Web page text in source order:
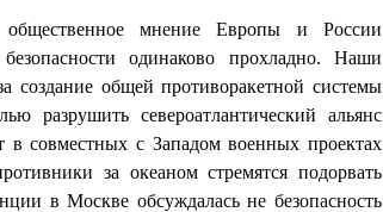
мнение Европы и России
одинаково прохладно. Наши
создание общей противоракетной системы
разрушить североатлантический альянс
совместных с Западом военных проектах
за океаном стремятся подорвать
в Москве обсуждалась не безопасность